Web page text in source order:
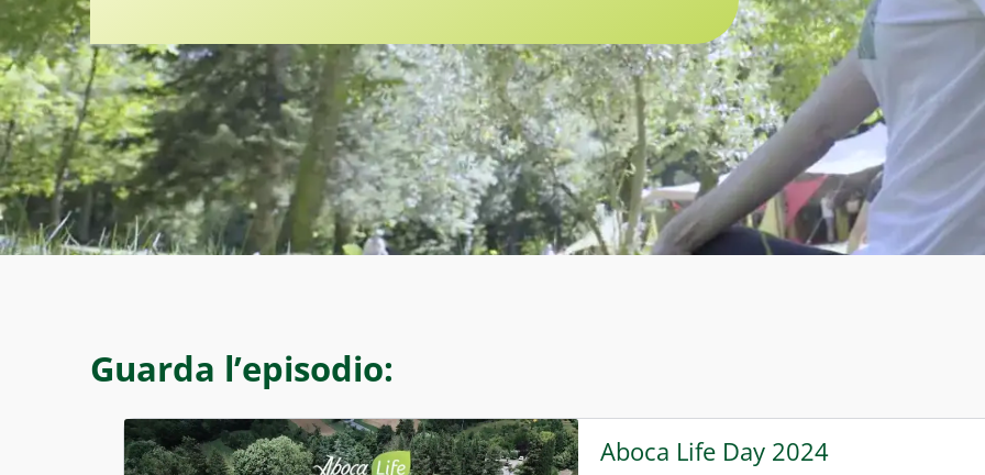
Guarda l’episodio:
Aboca Life Day 2024